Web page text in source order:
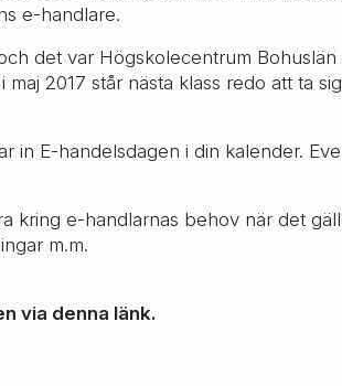
e-handlare.
det var Högskolecentrum Bohuslän
2017 står nästa klass redo att ta
in E-handelsdagen i din kalender.
kring e-handlarnas behov när det
m.m.
via denna länk.